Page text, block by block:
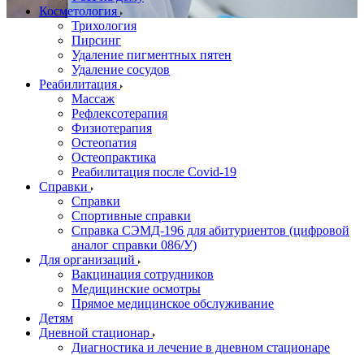
Косметология
Трихология
Пирсинг
Удаление пигментных пятен
Удаление сосудов
Реабилитация
Массаж
Рефлексотерапия
Физиотерапия
Остеопатия
Остеопрактика
Реабилитация после Covid-19
Справки
Справки
Спортивные справки
Справка СЭМД‑196 для абитуриентов (цифровой
аналог справки 086/У)
Для организаций
Вакцинация сотрудников
Медицинские осмотры
Прямое медицинское обслуживание
Детям
Дневной стационар
Диагностика и лечение в дневном стационаре